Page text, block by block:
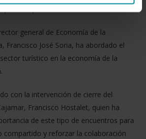
general de Economía de la
Francisco José Soria, ha abordado el
turístico en la economía de la
con la intervención de cierre del
Francisco Hostalet, quien ha
de este tipo de encuentros para
compartido y reforzar la colaboración